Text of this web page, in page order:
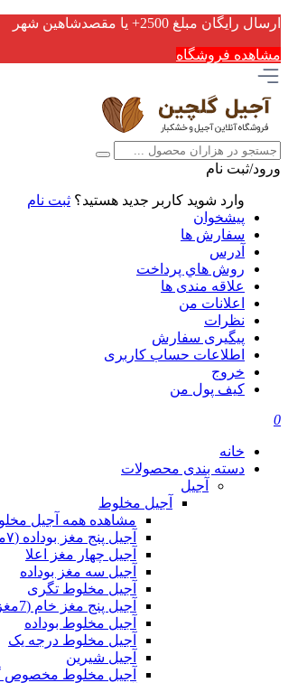
ارسال رایگان مبلغ 2500+ یا مقصدشاهین شهر
مشاهده فروشگاه
ورود/ثبت نام
وارد شوید کاربر جدید هستید؟ ثبت نام
پیشخوان
سفارش ها
آدرس
روش هاي پرداخت
علاقه مندی ها
اعلانات من
نظرات
پیگیری سفارش
اطلاعات حساب كاربری
خروج
کیف پول من
0
خانه
دسته بندی محصولات
آجیل
آجیل مخلوط
مشاهده همه آجیل
آجیل پنج مغز بوداده (۷مغز)
آجیل چهار مغز اعلا
آجیل سه مغز بوداده
آجیل مخلوط تگری
آجیل پنج مغز خام (7مغز)
آجیل مخلوط بوداده
آجیل مخلوط درجه یک
آجیل شیرین
آجیل مخلوط مخصوص